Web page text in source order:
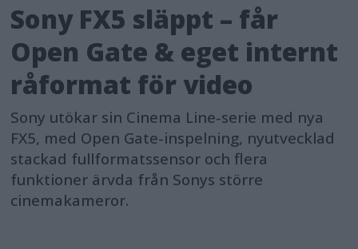
Sony FX5 släppt – får
Open Gate & eget internt
råformat för video
Sony utökar sin Cinema Line-serie med nya
FX5, med Open Gate-inspelning, nyutvecklad
stackad fullformatssensor och flera
funktioner ärvda från Sonys större
cinemakameror.